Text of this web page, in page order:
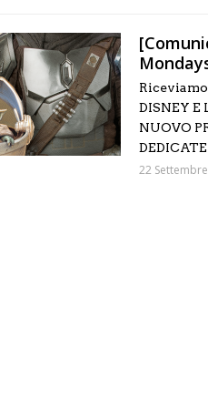
DISNEY E
NUOVO
22